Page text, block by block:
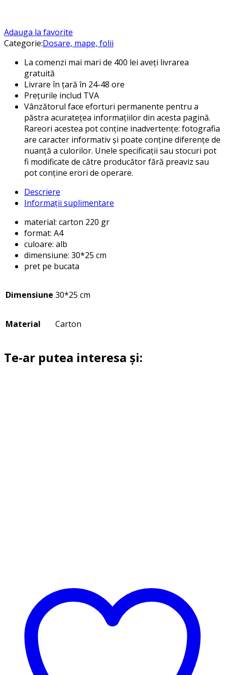
Adauga la favorite
Categorie:Dosare, mape, folii
La comenzi mai mari de 400 lei aveți livrarea
gratuită
Livrare în țară în 24-48 ore
Prețurile includ TVA
Vânzătorul face eforturi permanente pentru a
păstra acuratețea informațiilor din acesta pagină.
Rareori acestea pot conține inadvertențe: fotografia
are caracter informativ și poate conține diferențe de
nuanță a culorilor. Unele specificații sau stocuri pot
fi modificate de către producător fără preaviz sau
pot conține erori de operare.
Descriere
Informații suplimentare
material: carton 220 gr
format: A4
culoare: alb
dimensiune: 30*25 cm
pret pe bucata
Dimensiune 30*25 cm
Material Carton
Te-ar putea interesa și: